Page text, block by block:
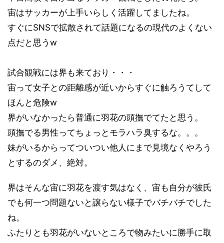
宙はサッカーが上手いらしく活躍してましたね。
すぐにSNSで拡散されて話題になるの現代のよくない
点だと思うw
試合観戦には界も来ており・・・
宙って女子との距離感が近いからすぐに触ろうてして
ほんと危険w
界がいなかったら普通に羽花の頭撫でてたと思う。
頭撫でる男性ってちょっとモラハラ臭するな。。。
妹がいるからってついつい他人にまで見境なくやろう
とするのダメ、絶対。
界はそんな宙に羽花を渡す気はなく、宙も自分が彼氏
でも何一つ問題ないと譲らない様子でバチバチでした
ね。
ふたりとも羽花がいないところで物みたいに勝手に取